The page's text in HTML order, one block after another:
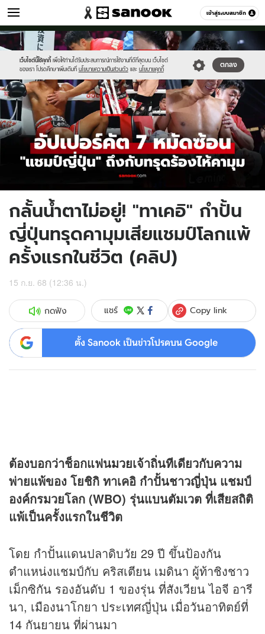
เข้าสู่ระบบสมาชิก
กีฬา หมวดอื่นๆ
เว็บไซต์นี้ใช้คุกกี้ เพื่อให้ท่านได้รับประสบการณ์การใช้งานที่ดีที่สุดบน เว็บไซต์
ของเรา โปรดศึกษาเพิ่มเติมที่ นโยบายความเป็นส่วนตัว และ นโยบายคุกกี้
ตกลง
Sanook
//s.isanook.com/sr/0/images/logo-
new-
sanook.png
600
60
//s.isanook.com/sp/0/ud/323/1615574/wowowo.jpg
กลั้นน้ำตาไม่อยู่! "ทาเคอิ" กำปั้น
ญี่ปุ่นทรุดคามุมเสียแชมป์โลกแพ้
ครั้งแรกในชีวิต (คลิป)
15 ก.ย. 68 (12:36 น.)
กดฟัง แชร์ Copy link
ตั้ง Sanook เป็นข่าวโปรดบน Google
ต้องบอกว่าช็อกแฟนมวยเจ้าถิ่นทีเดียวกับความ
พ่ายแพ้ของ โยชิกิ ทาเคอิ กำปั้นชาวญี่ปุ่น แชมป์
องค์กรมวยโลก (WBO) รุ่นแบนตัมเวต ที่เสียสถิติ
แพ้เป็นครั้งแรกในชีวิต
โดย กำปั้นแดนปลาดิบวัย 29 ปี ขึ้นป้องกัน
ตำแหน่งแชมป์กับ คริสเตียน เมดินา ผู้ท้าชิงชาว
เม็กซิกัน รองอันดับ 1 ของรุ่น ที่สังเวียน ไอจี อารี
นา, เมืองนาโกยา ประเทศญี่ปุ่น เมื่อวันอาทิตย์ที่
14 กันยายน ที่ผ่านมา